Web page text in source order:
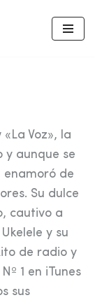
Voz», la
y aunque se
enamoró de
Su dulce
cautivo a
y su
de radio y
1 en iTunes
sus